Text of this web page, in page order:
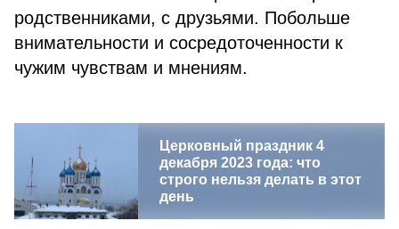
родственниками, с друзьями. Побольше
внимательности и сосредоточенности к
чужим чувствам и мнениям.
Церковный праздник 4
декабря 2023 года: что
строго нельзя делать в этот
день